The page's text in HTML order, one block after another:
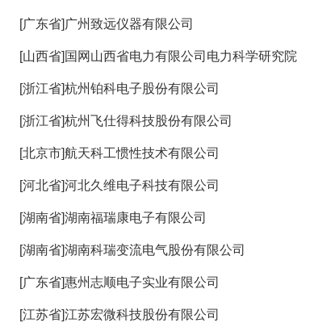
[广东省]广州致远仪器有限公司
[山西省]国网山西省电力有限公司电力科学研究院
[浙江省]杭州铂科电子股份有限公司
[浙江省]杭州飞仕得科技股份有限公司
[北京市]航天科工惯性技术有限公司
[河北省]河北久维电子科技有限公司
[湖南省]湖南福瑞康电子有限公司
[湖南省]湖南科瑞变流电气股份有限公司
[广东省]惠州志顺电子实业有限公司
[江苏省]江苏宏微科技股份有限公司